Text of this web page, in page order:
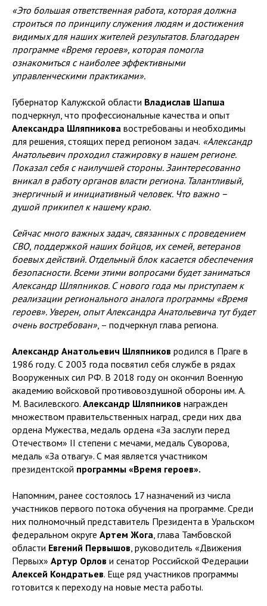
«Это большая ответственная работа, которая должна
строиться по принципу служения людям и достижения
видимых для наших жителей результатов. Благодарен
программе «Время героев», которая помогла
ознакомиться с наиболее эффективными
управленческими практиками».
Губернатор Калужской области Владислав Шапша
подчеркнул, что профессиональные качества и опыт
Александра Шляпникова востребованы и необходимы
для решения, стоящих перед регионом задач. «Александр
Анатольевич проходил стажировку в нашем регионе.
Показал себя с наилучшей стороны. Заинтересованно
вникал в работу органов власти региона. Талантливый,
энергичный и инициативный человек. Что важно –
душой прикипел к нашему краю.
Сейчас много важных задач, связанных с проведением
СВО, поддержкой наших бойцов, их семей, ветеранов
боевых действий. Отдельный блок касается обеспечения
безопасности. Всеми этими вопросами будет заниматься
Александр Шляпников. С нового года мы приступаем к
реализации регионального аналога программы «Время
героев». Уверен, опыт Александра Анатольевича тут будет
очень востребован», – подчеркнул глава региона.
Александр Анатольевич Шляпников родился в Праге в
1986 году. С 2003 года посвятил себя службе в рядах
Вооруженных сил РФ. В 2018 году он окончил Военную
академию войсковой противовоздушной обороны им. А.
М. Василевского. Александр Шляпников награжден
множеством правительственных наград, среди них два
ордена Мужества, медаль ордена «За заслуги перед
Отечеством» II степени с мечами, медаль Суворова,
медаль «За отвагу». С мая является участником
президентской программы «Время героев».
Напомним, ранее состоялось 17 назначений из числа
участников первого потока обучения на программе. Среди
них полномочный представитель Президента в Уральском
федеральном округе Артем Жога, глава Тамбовской
области Евгений Первышов, руководитель «Движения
Первых» Артур Орлов и сенатор Российской Федерации
Алексей Кондратьев. Еще ряд участников программы
готовится к переходу на новые места работы.